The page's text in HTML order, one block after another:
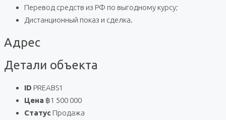
Перевод средств из РФ по выгодному курсу;
Дистанционный показ и сделка.
Адрес
Детали объекта
ID PREABS1
Цена ฿1 500 000
Статус Продажа